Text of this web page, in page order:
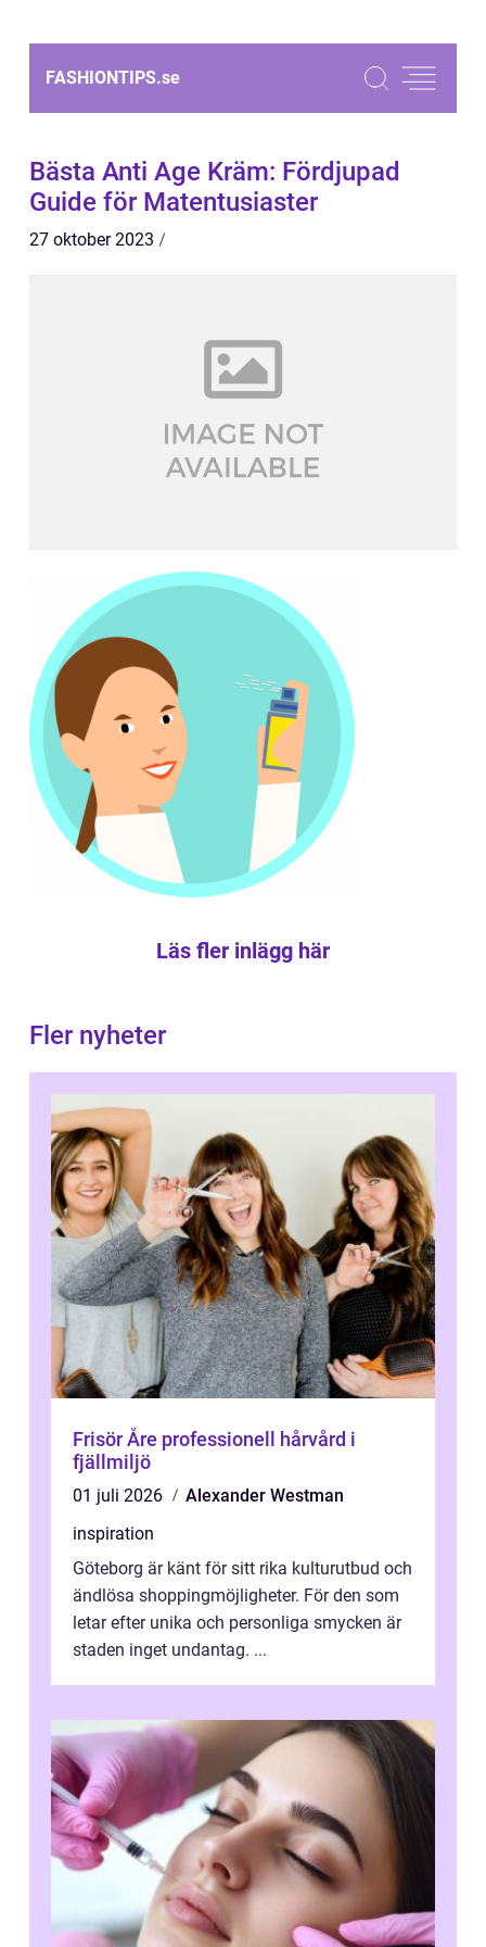
FASHIONTIPS.se
Bästa Anti Age Kräm: Fördjupad
Guide för Matentusiaster
27 oktober 2023
Läs fler inlägg här
Fler nyheter
Frisör Åre professionell hårvård i
fjällmiljö
01 juli 2026
Alexander Westman
inspiration
Göteborg är känt för sitt rika kulturutbud och
ändlösa shoppingmöjligheter. För den som
letar efter unika och personliga smycken är
staden inget undantag. ...